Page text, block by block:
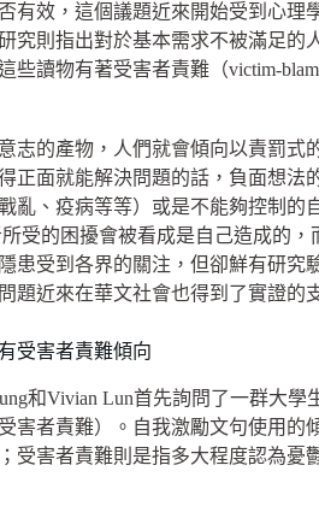
有效，這個議題近來開始受到心理
究則指出對於基本需求不被滿足的
些讀物有著受害者責難（victim-
志的產物，人們就會傾向以責罰式
正面就能解決問題的話，負面想法
亂、疫病等等）或是不能夠控制的
受的困擾會被看成是自己造成的
患受到各界的關注，但卻鮮有研究
題近來在華文社會也得到了實證的
受害者責難傾向
和Vivian Lun首先詢問了一群大
害者責難）。自我激勵文句使用的
受害者責難則是指多大程度認為憂